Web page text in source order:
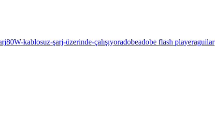
80W-kablosuz-şarj-üzerinde-çalışıyoradobeadobe flash playeraguilar